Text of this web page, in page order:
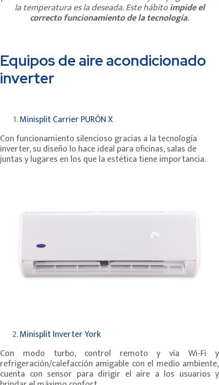
la temperatura es la deseada. Este hábitoimpide el
correcto funcionamiento de la tecnología.
Equipos de aire acondicionado
inverter
Minisplit Carrier PURÓN X
Con funcionamiento silencioso gracias a la tecnología
inverter, su diseño lo hace ideal para oficinas, salas de
juntas y lugares en los que la estética tiene importancia.
Minisplit Inverter York
Con modo turbo, control remoto y vía Wi-Fi y
refrigeración/calefacción amigable con el medio ambiente,
cuenta con sensor para dirigir el aire a los usuarios y